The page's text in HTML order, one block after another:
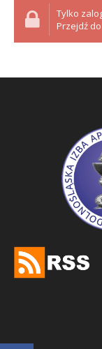
Tylko
Przejdź